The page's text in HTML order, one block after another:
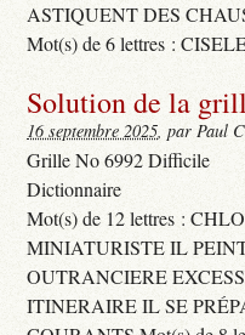
ASTIQUENT DES
Mot(s) de 6 lettres :
Solution de la
16 septembre 2025, par Paul
Grille No 6992 Difficile
Dictionnaire
Mot(s) de 12 lettres :
MINIATURISTE IL
OUTRANCIERE
ITINERAIRE IL SE